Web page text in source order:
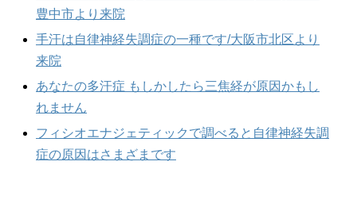
豊中市より来院
手汗は自律神経失調症の一種です/大阪市北区より
来院
あなたの多汗症 もしかしたら三焦経が原因かもし
れません
フィシオエナジェティックで調べると自律神経失調
症の原因はさまざまです